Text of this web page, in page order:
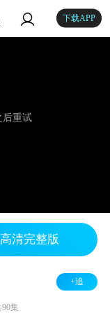
下载APP
后重试
清完整版
+追
90集